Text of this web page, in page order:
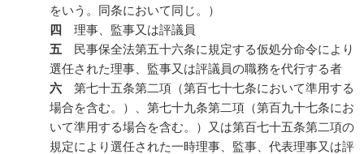
をいう。同条において同じ。）
四 理事、監事又は評議員
五 民事保全法第五十六条に規定する仮処分命令により
選任された理事、監事又は評議員の職務を代行する者
六 第七十五条第二項（第百七十七条において準用する
場合を含む。）、第七十九条第二項（第百九十七条にお
いて準用する場合を含む。）又は第百七十五条第二項の
規定により選任された一時理事、監事、代表理事又は評